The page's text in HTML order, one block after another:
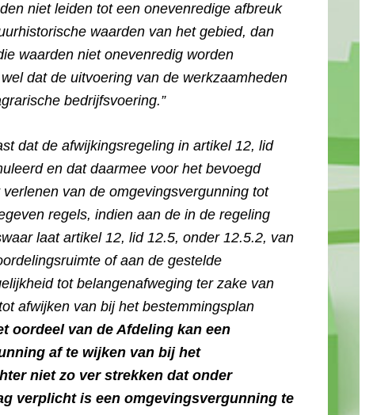
niet leiden tot een onevenredige afbreuk
waarden van het gebied, dan
waarden niet onevenredig worden
dat de uitvoering van de werkzaamheden
bedrijfsvoering.”
dat de afwijkingsregeling in artikel 12, lid
en dat daarmee voor het bevoegd
van de omgevingsvergunning tot
regels, indien aan de in de regeling
laat artikel 12, lid 12.5, onder 12.5.2, van
of aan de gestelde
tot belangenafweging ter zake van
afwijken van bij het bestemmingsplan
oordeel van de Afdeling kan een
af te wijken van bij het
niet zo ver strekken dat onder
verplicht is een omgevingsvergunning te